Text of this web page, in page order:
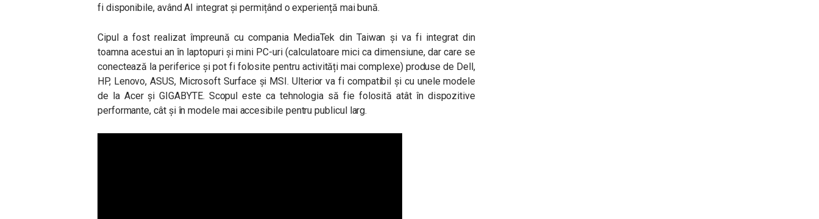
fi disponibile, având AI integrat și permițând o experiență mai bună.
Cipul a fost realizat împreună cu compania MediaTek din Taiwan și va fi integrat din
toamna acestui an în laptopuri și mini PC-uri (calculatoare mici ca dimensiune, dar care se
conectează la periferice și pot fi folosite pentru activități mai complexe) produse de Dell,
HP, Lenovo, ASUS, Microsoft Surface și MSI. Ulterior va fi compatibil și cu unele modele
de la Acer și GIGABYTE. Scopul este ca tehnologia să fie folosită atât în dispozitive
performante, cât și în modele mai accesibile pentru publicul larg.